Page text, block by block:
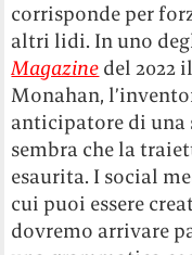
corrisponde per
altri lidi. In uno
Magazine del 2022
Monahan,
anticipatore di una
sembra che la
esaurita. I social
cui puoi essere
dovremo arrivare